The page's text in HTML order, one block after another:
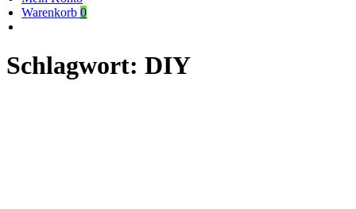
Warenkorb 0
Schlagwort: DIY